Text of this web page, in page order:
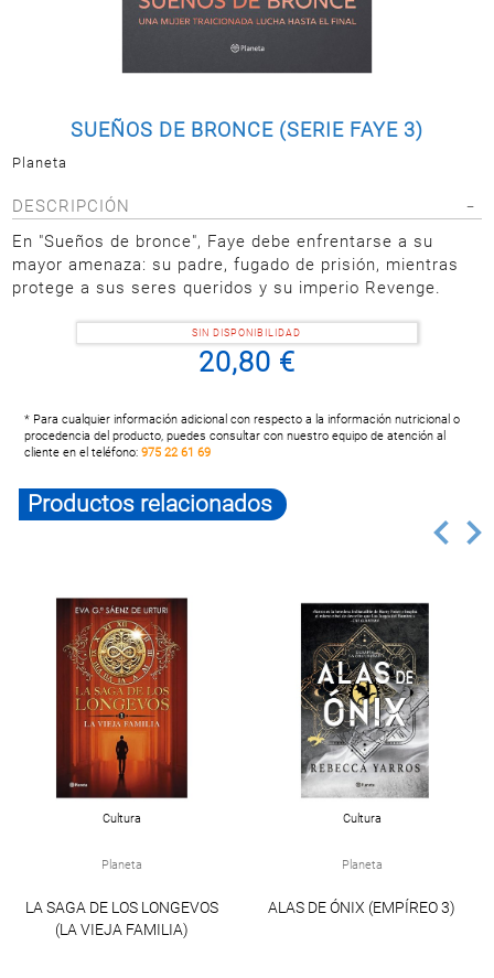
Postal
ELECTRO
SUEÑOS DE BRONCE (SERIE FAYE 3)
Planeta
DESCRIPCIÓN
En "Sueños de bronce", Faye debe enfrentarse a su
mayor amenaza: su padre, fugado de prisión, mientras
protege a sus seres queridos y su imperio Revenge.
SIN DISPONIBILIDAD
20,80 €
* Para cualquier información adicional con respecto a la información nutricional o
procedencia del producto, puedes consultar con nuestro equipo de atención al
cliente en el teléfono:975 22 61 69
Productos relacionados
Cultura
Planeta
LA SAGA DE LOS LONGEVOS
(LA VIEJA FAMILIA)
Cultura
Planeta
ALAS DE ÓNIX (EMPÍREO 3)